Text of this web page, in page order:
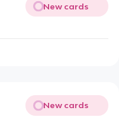
New cards
New cards